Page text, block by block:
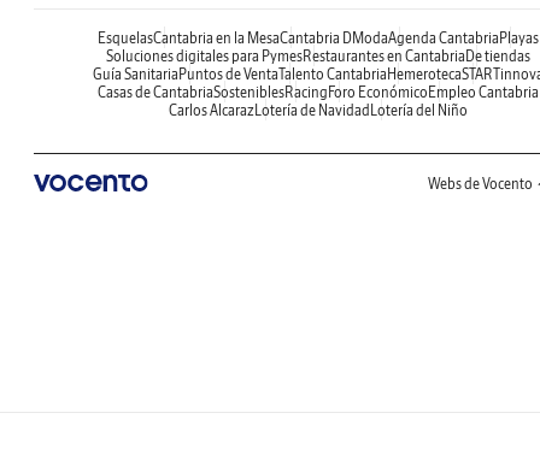
EsquelasCantabria en la MesaCantabria DModaAgenda CantabriaPlayas
Soluciones digitales para PymesRestaurantes en CantabriaDe tiendas
Guía SanitariaPuntos de VentaTalento CantabriaHemeroteca
Casas de CantabriaSosteniblesRacingForo EconómicoEmpleo Cantabria
Carlos AlcarazLotería de NavidadLotería del Niño
Webs de Vocento